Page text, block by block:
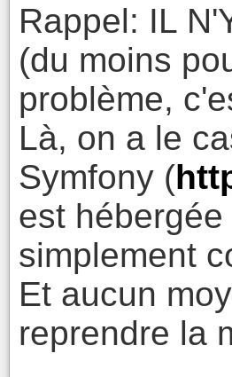
Rappel: IL
(du moins
problème,
Là, on a le
Symfony (
est
simplement
Et aucun
reprendre la